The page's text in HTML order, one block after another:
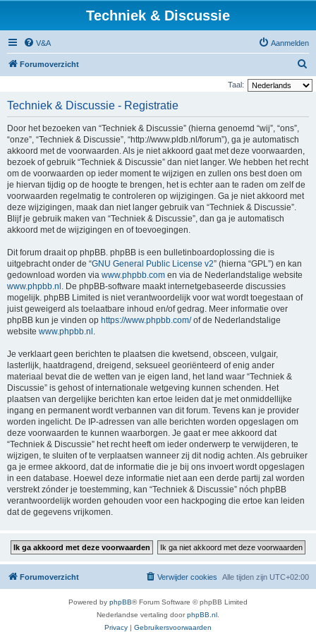
Techniek & Discussie
V&A Aanmelden
Forumoverzicht
o
Taal:
Techniek & Discussie - Registratie
Door het bezoeken van “Techniek & Discussie” (hierna genoemd “wij”, “ons”,
“onze”, “Techniek & Discussie”, “http://www.pldb.nl/forum”), ga je automatisch
akkoord met de voorwaarden. Als je niet akkoord gaat met deze voorwaarden,
bezoek of gebruik “Techniek & Discussie” dan niet langer. We hebben het recht
om de voorwaarden op ieder moment te wijzigen en zullen ons best doen om
je hiervan tijdig op de hoogte te brengen, het is echter aan te raden om zelf de
voorwaarden regelmatig te controleren op wijzigingen. Ga je niet akkoord met
deze wijzigingen, maak dan niet langer gebruik van “Techniek & Discussie”.
Blijf je gebruik maken van “Techniek & Discussie”, dan ga je automatisch
akkoord met de wijzigingen en of toevoegingen.
Dit forum draait op phpBB. phpBB is een bulletinboardoplossing die is
uitgebracht onder de “GNU General Public License v2” (hierna “GPL”) en kan
gedownload worden via www.phpbb.com en via de Nederlandstalige website
www.phpbb.nl . De phpBB-software maakt internetgebaseerde discussies
mogelijk. phpBB Limited is niet verantwoordelijk voor wat wordt toegestaan of
juist geweigerd als toelaatbare inhoud en/of gedrag. Meer informatie over
phpBB kun je vinden op https://www.phpbb.com/of de Nederlandstalige
website www.phpbb.nl .
Je verklaart geen berichten te plaatsen die kwetsend, obsceen, vulgair,
lasterlijk, haatdragend, dreigend, seksueel georiënteerd of enig ander
materiaal bevat die de wetten van je eigen land, het land waar “Techniek &
Discussie” is gehost of internationale wetgeving kunnen schenden. Het
plaatsen van dergelijke berichten kan ertoe leiden dat je met onmiddellijke
ingang en permanent wordt verbannen van dit forum. Tevens kan je provider
worden ingelicht. De IP-adressen van alle berichten worden opgeslagen om
deze voorwaarden te kunnen waarborgen. Je gaat er mee akkoord dat
“Techniek & Discussie” het recht heeft om ieder onderwerp te verwijderen, te
wijzigen, te sluiten of te verplaatsen wanneer zij dit nodig achten. Als gebruiker
ga je ermee akkoord, dat de informatie die je bij ons invoert wordt opgeslagen
in een database. Hoewel deze informatie niet aan een derde partij zal worden
verstrekt zónder je toestemming, kan “Techniek & Discussie” nóch phpBB
verantwoordelijk worden gehouden voor een hackpoging die ertoe kan leiden
dat de gegevens vrijkomen.
Forumoverzicht Alle tijden zijn UTC+02:00
Verwijder cookies
Powered by phpBB® Forum Software © phpBB Limited
Nederlandse vertaling doorphpBB.nl
Privacy | Gebruikersvoorwaarden